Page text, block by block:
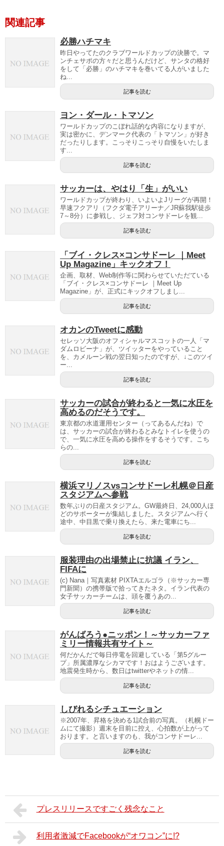
関連記事
必勝ハチマキ
昨日やってたのクラブワールドカップの決勝で。マ
ンチェサポの方々だと思うんだけど、サンタの格好
をして「必勝」のハチマキを巻いてる人がいました
ね...
記事を読む
ヨン・ダール・トマソン
ワールドカップのこぼれ話的な内容になりますが、
実は密かに、デンマーク代表の「トマソン」が好き
だったりします。こっそりこっそり自慢をいたしま
す...
記事を読む
サッカーは、やはり「生」がいい
ワールドカップが終わり、いよいよJリーグが再開！
早速フクアリ（フクダ電子アリーナ／JR蘇我駅徒歩
7～8分）に参戦し、ジェフ対コンサドーレを観...
記事を読む
「ブイ・クレス×コンサドーレ ｜Meet
Up Magazine」キックオフ！
企画、取材、Web制作等に関わらせていただている
「ブイ・クレス×コンサドーレ ｜Meet Up
Magazine」が、正式にキックオフしまし...
記事を読む
オカンのTweetに感動
セレッソ大阪のオフィシャルマスコットの一人「マ
ダムロビーナ」が、ツイッターをやっていること
を、カメルーン戦の翌日知ったのですが、↓このツイ
ー...
記事を読む
サッカーの試合が終わると一気に水圧を
高めるのだそうです。
東京都の水道運用センター（ってあるんだね）で
は、サッカーの試合が終わるとみなトイレを使うの
で、一気に水圧を高める操作をするそうです。こち
らの...
記事を読む
横浜マリノスvsコンサドーレ札幌＠日産
スタジアムへ参戦
数年ぶりの日産スタジアム。GW最終日、24,000人ほ
どのサポーターが集結しました。スタジアムへ行く
途中、中目黒で乗り換えたら、来た電車にち...
記事を読む
服装理由の出場禁止に抗議 イラン、
FIFAに
(c) Nana｜写真素材 PIXTAエルゴラ（※サッカー専
門新聞）の携帯版で拾ってきたネタ。イラン代表の
女子サッカーチームは、頭を覆うあの...
記事を読む
がんばろう●ニッポン！～サッカーファ
ミリー情報共有サイト～
何だかんだで毎日停電を回避している「第5グルー
プ」所属濃厚なシカマです！おはようございます。
地震発生時から、数日はtwitterやネットの情...
記事を読む
しびれるシチュエーション
※2007年、昇格を決める1試合前の写真。（札幌ドー
ムにて撮影）週末を目前に控え、心拍数が上がって
おります。と言いますのも、我がコンサドーレ...
記事を読む
プレスリリースですごく残念なこと
利用者激減でFacebookが“オワコン”に!?